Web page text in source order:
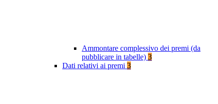
Ammontare complessivo dei premi (da
pubblicare in tabelle) 3
Dati relativi ai premi 3